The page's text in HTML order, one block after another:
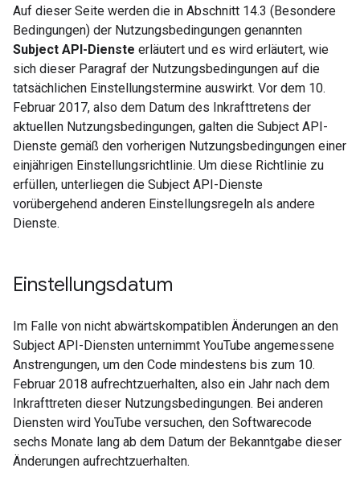
Auf dieser Seite werden die in Abschnitt 14.3 (Besondere
Bedingungen) der Nutzungsbedingungen genannten
Subject API-Dienste erläutert und es wird erläutert, wie
sich dieser Paragraf der Nutzungsbedingungen auf die
tatsächlichen Einstellungstermine auswirkt. Vor dem 10.
Februar 2017, also dem Datum des Inkrafttretens der
aktuellen Nutzungsbedingungen, galten die Subject API-
Dienste gemäß den vorherigen Nutzungsbedingungen einer
einjährigen Einstellungsrichtlinie. Um diese Richtlinie zu
erfüllen, unterliegen die Subject API-Dienste
vorübergehend anderen Einstellungsregeln als andere
Dienste.
Einstellungsdatum
Im Falle von nicht abwärtskompatiblen Änderungen an den
Subject API-Diensten unternimmt YouTube angemessene
Anstrengungen, um den Code mindestens bis zum 10.
Februar 2018 aufrechtzuerhalten, also ein Jahr nach dem
Inkrafttreten dieser Nutzungsbedingungen. Bei anderen
Diensten wird YouTube versuchen, den Softwarecode
sechs Monate lang ab dem Datum der Bekanntgabe dieser
Änderungen aufrechtzuerhalten.